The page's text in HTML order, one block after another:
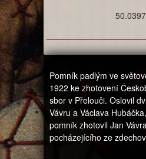
Pomník padlým ve
1922 ke zhotovení
sbor v Přelouči. Oslovil
Vávru a Václava
pomník zhotovil Jan
pocházejícího ze